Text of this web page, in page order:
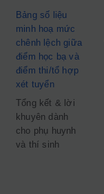
Bảng số liệu
minh hoạ mức
chênh lệch giữa
điểm học bạ và
điểm thi/tổ hợp
xét tuyển
Tổng kết & lời
khuyên dành
cho phụ huynh
và thí sinh